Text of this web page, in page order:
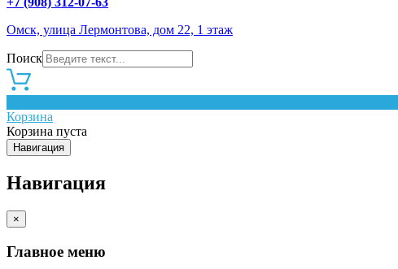
Омск, улица Лермонтова, дом 22, 1 этаж
Поиск
Корзина
Корзина пуста
Навигация
Навигация
×
Главное меню